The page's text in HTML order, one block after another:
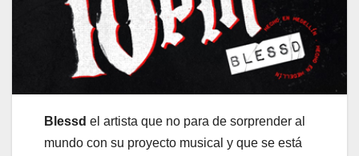
Blessd el artista que no para de sorprender al
mundo con su proyecto musical y que se está